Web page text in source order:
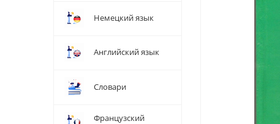
Немецкий язык
Английский язык
Словари
Французский